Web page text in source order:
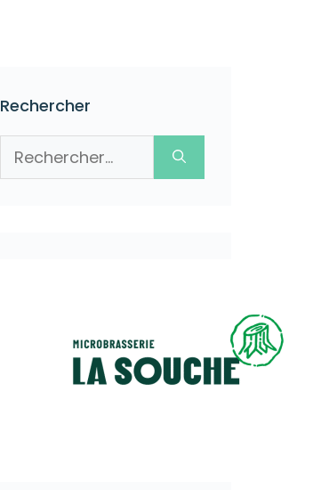
Rechercher